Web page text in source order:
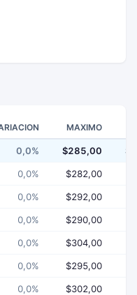
MAXIMO
0,0% $285,00
0,0% $282,00
0,0% $292,00
0,0% $290,00
0,0% $304,00
0,0% $295,00
0,0% $302,00